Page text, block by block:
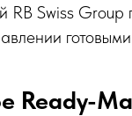
RB Swiss
Ready-